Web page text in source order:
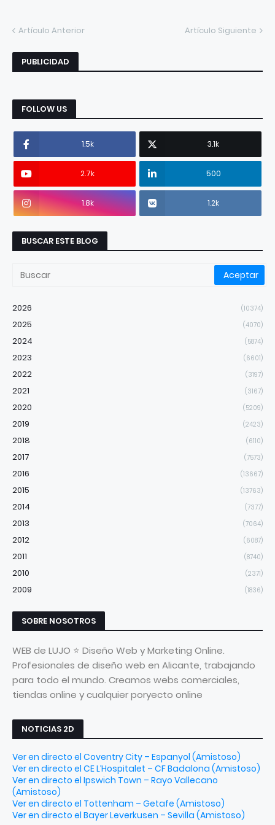
Artículo Anterior Artículo Siguiente
PUBLICIDAD
FOLLOW US
1.5k 3.1k
2.7k 500
1.8k 1.2k
BUSCAR ESTE BLOG
2026 (10374)
2025 (4070)
2024 (5874)
2023 (6601)
2022 (3197)
2021 (3167)
2020 (5209)
2019 (2423)
2018 (6110)
2017 (7573)
2016 (13667)
2015 (13763)
2014 (7377)
2013 (7064)
2012 (6087)
2011 (8740)
2010 (2371)
2009 (1836)
SOBRE NOSOTROS
WEB de LUJO ⭐ Diseño Web y Marketing Online.
Profesionales de diseño web en Alicante, trabajando
para todo el mundo. Creamos webs comerciales,
tiendas online y cualquier poryecto online
NOTICIAS 2D
Ver en directo el Coventry City – Espanyol (Amistoso)
Ver en directo el CE L’Hospitalet – CF Badalona (Amistoso)
Ver en directo el Ipswich Town – Rayo Vallecano
(Amistoso)
Ver en directo el Tottenham – Getafe (Amistoso)
Ver en directo el Bayer Leverkusen – Sevilla (Amistoso)